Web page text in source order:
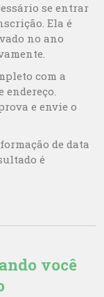
se entrar
Ela é
no ano
com a
endereço.
e envie o
de data
é
você